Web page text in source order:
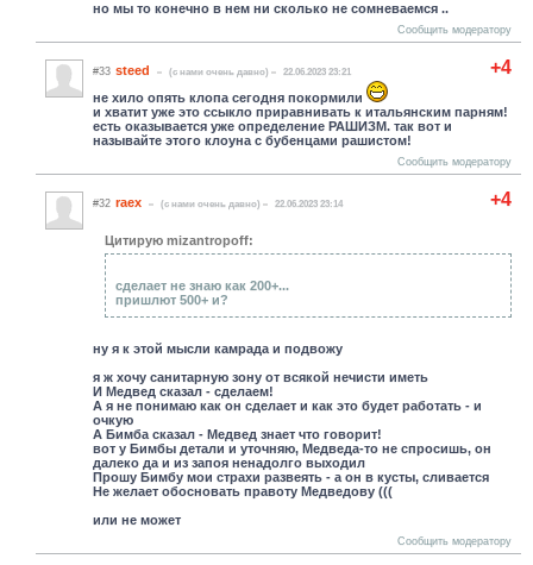
но мы то конечно в нем ни сколько не сомневаемся ..
Сообщить модератору
+4
#33 steed (c нами очень давно) 22.06.2023 23:21
не хило опять клопа сегодня покормили
и хватит уже это ссыкло приравнивать к итальянским парням!
есть оказывается уже определение РАШИЗМ. так вот и
называйте этого клоуна с бубенцами рашистом!
Сообщить модератору
+4
#32 raex (c нами очень давно) 22.06.2023 23:14
Цитирую mizantropoff:
сделает не знаю как 200+...
пришлют 500+ и?
ну я к этой мысли камрада и подвожу
я ж хочу санитарную зону от всякой нечисти иметь
И Медвед сказал - сделаем!
А я не понимаю как он сделает и как это будет работать - и
очкую
А Бимба сказал - Медвед знает что говорит!
вот у Бимбы детали и уточняю, Медведа-то не спросишь, он
далеко да и из запоя ненадолго выходил
Прошу Бимбу мои страхи развеять - а он в кусты, сливается
Не желает обосновать правоту Медведову (((
или не может
Сообщить модератору